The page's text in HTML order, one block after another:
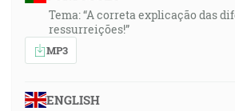
Tema: “A correta explicação das
ressurreições!”
MP3
ENGLISH